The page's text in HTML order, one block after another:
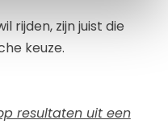
rijden, zijn juist die
keuze.
resultaten uit een